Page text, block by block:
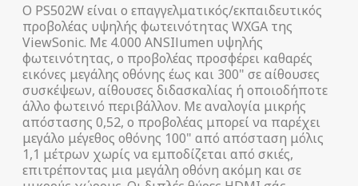
Ο PS502W είναι ο επαγγελματικός/εκπαιδευτικός
προβολέας υψηλής φωτεινότητας WXGA της
ViewSonic. Με 4.000 ANSIlumen υψηλής
φωτεινότητας, ο προβολέας προσφέρει καθαρές
εικόνες μεγάλης οθόνης έως και 300" σε αίθουσες
συσκέψεων, αίθουσες διδασκαλίας ή οποιοδήποτε
άλλο φωτεινό περιβάλλον. Με αναλογία μικρής
απόστασης 0,52, ο προβολέας μπορεί να παρέχει
μεγάλο μέγεθος οθόνης 100" από απόσταση μόλις
1,1 μέτρων χωρίς να εμποδίζεται από σκιές,
επιτρέποντας μια μεγάλη οθόνη ακόμη και σε